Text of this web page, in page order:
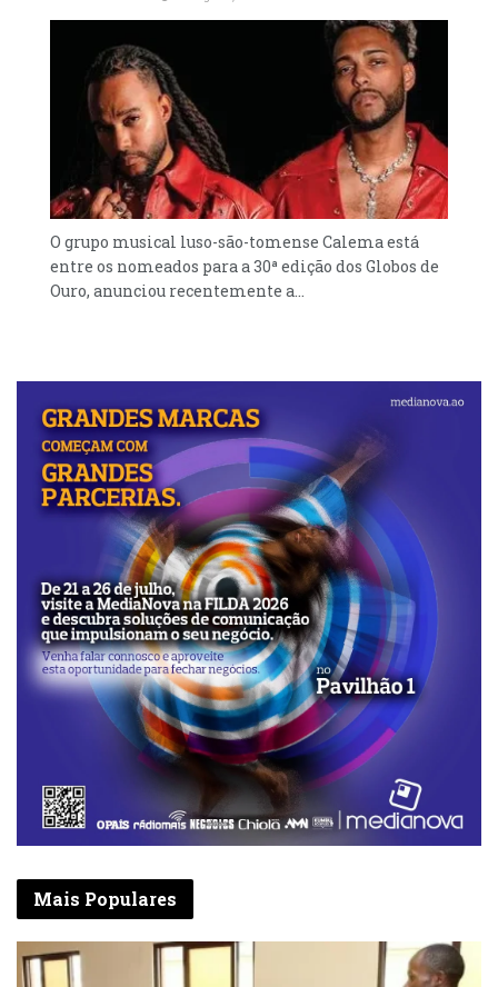
O grupo musical luso-são-tomense Calema está
entre os nomeados para a 30ª edição dos Globos de
Ouro, anunciou recentemente a...
Mais Populares